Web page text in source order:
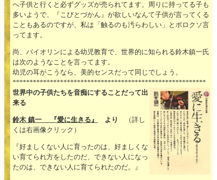
へ子供と行くと必ずグッズが売られてます。周りに持ってる子も
多いようで、『こびとづかん』が欲しいなんて子供が言ってくる
こともあるのですが、私は「触るのも汚らわしい」とボロクソ言
ってます。
尚、バイオリンによる幼児教育で、世界的に知られる鈴木鎮一氏
は次のようなことを言ってます。
幼児の耳がこうなら、美的センスだって同じでしょう。
*********************************************************
世界中の子供たちを音痴にすることだって出
来る
鈴木 鎮一 『愛に生きる』 より
（詳し
くは右画像クリック）
『好ましくない人に育ったのは、好ましくな
い育てられ方をしたのだ、できない人になっ
たのは、できない人に育てられたのだ。』